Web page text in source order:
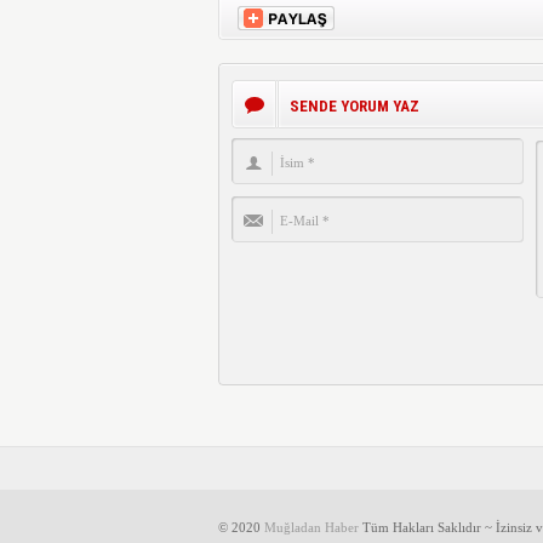
SENDE YORUM YAZ
© 2020 Muğladan HaberTüm Hakları Saklıdır ~ İzinsiz